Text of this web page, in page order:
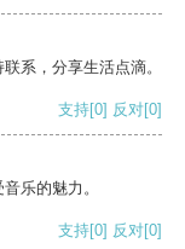
系，分享生活点滴。
支持[0] 反对[0]
乐的魅力。
支持[0] 反对[0]